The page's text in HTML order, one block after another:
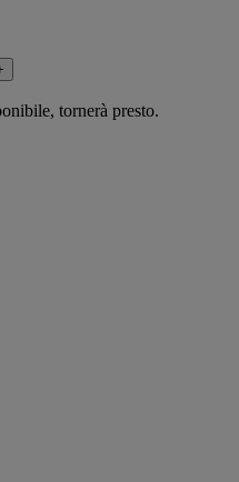
tornerà presto.